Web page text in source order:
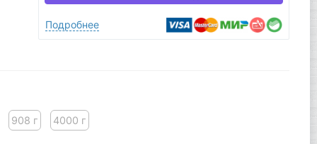
Подробнее
908 г 4000 г